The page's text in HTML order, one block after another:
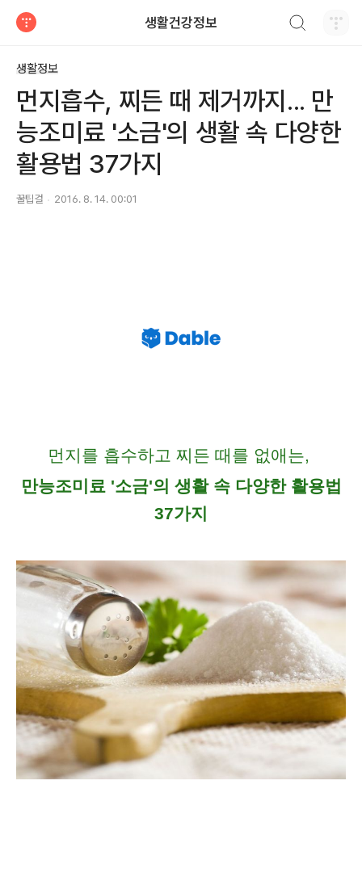
생활건강정보
생활정보
먼지흡수, 찌든 때 제거까지... 만
능조미료 '소금'의 생활 속 다양한
활용법 37가지
꿀팁걸 2016. 8. 14. 00:01
먼지를 흡수하고 찌든 때를 없애는,
만능조미료 '소금'의 생활 속 다양한 활용법
37가지